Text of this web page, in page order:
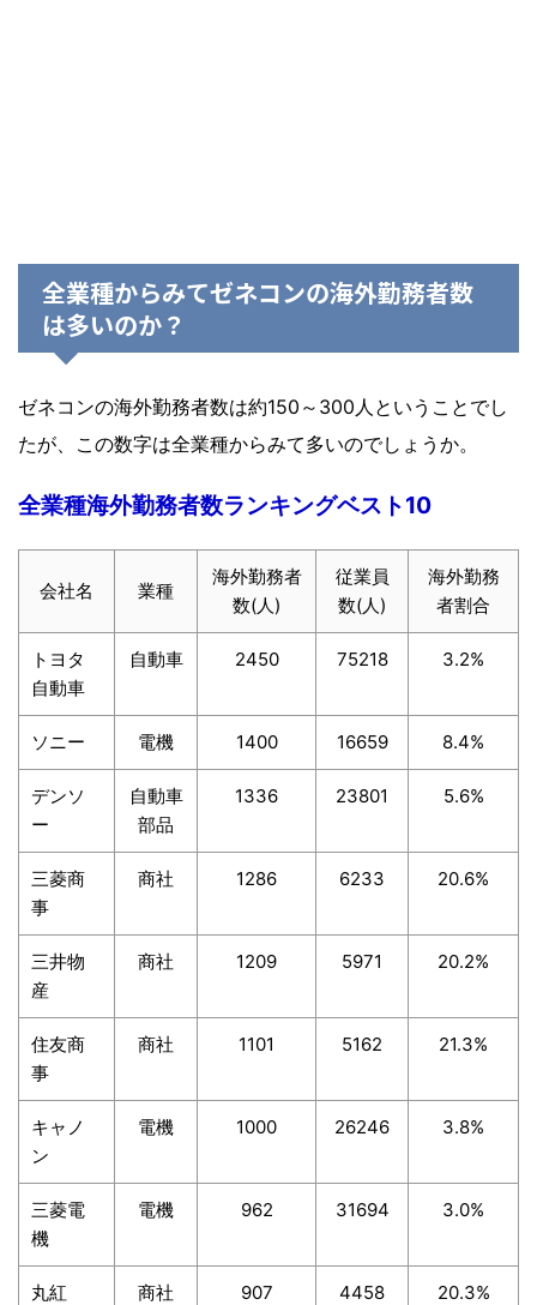
全業種からみてゼネコンの海外勤務者数
は多いのか？
ゼネコンの海外勤務者数は約150～300人ということでし
たが、この数字は全業種からみて多いのでしょうか。
全業種海外勤務者数ランキングベスト10
会社名 業種
海外勤務者
数(人)
従業員
数(人)
海外勤務
者割合
トヨタ
自動車
自動車 2450 75218 3.2%
ソニー 電機 1400 16659 8.4%
デンソ
ー
自動車
部品
1336 23801 5.6%
三菱商
事
商社 1286 6233 20.6%
三井物
産
商社 1209 5971 20.2%
住友商
事
商社 1101 5162 21.3%
キャノ
ン
電機 1000 26246 3.8%
三菱電
機
電機 962 31694 3.0%
丸紅 商社 907 4458 20.3%